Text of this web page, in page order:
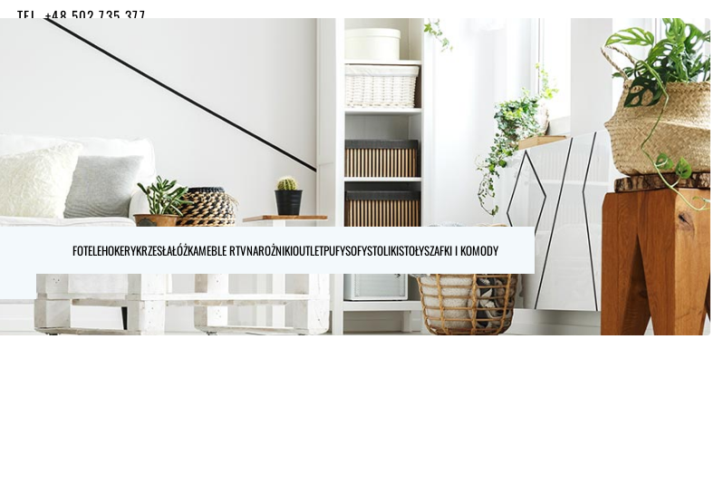
TEL. +48 502 735 377
FOTELEHOKERYKRZESŁAŁÓŻKAMEBLE RTVNAROŻNIKIOUTLETPUFYSOFYSTOLIKISTOŁYSZAFKI I KOMODY